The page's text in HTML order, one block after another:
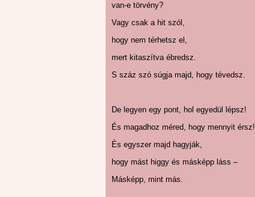
van-e törvény?
Vagy csak a hit szól,
hogy nem térhetsz el,
mert kitaszítva ébredsz.
S száz szó súgja majd, hogy tévedsz.
De legyen egy pont, hol egyedül lépsz!
És magadhoz méred, hogy mennyit érsz!
És egyszer majd hagyják,
hogy mást higgy és másképp láss –
Másképp, mint más.